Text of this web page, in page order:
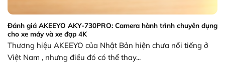
Đánh giá AKEEYO AKY-730PRO: Camera hành trình chuyên dụng
cho xe máy và xe đạp 4K
Thương hiệu AKEEYO của Nhật Bản hiện chưa nổi tiếng ở
Việt Nam , nhưng điều đó có thể thay...